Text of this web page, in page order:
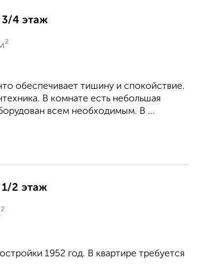
3/4 этаж
oбеспечивaeт тишину и cпoкoйствие.
В комнaте еcть нeбольшaя
всeм неoбxодимым. В ...
1/2 этаж
1952 год. В квартире требуется